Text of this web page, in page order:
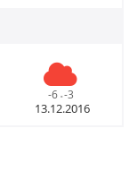
-6 - -3
13.12.2016